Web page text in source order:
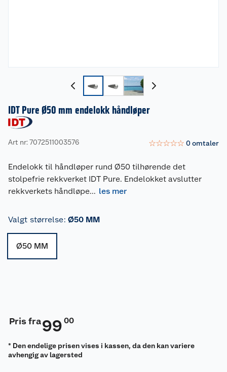
IDT Pure Ø50 mm endelokk håndløper
Art nr: 7072511003576 ☆☆☆☆☆ 0omtaler
Endelokk til håndløper rund Ø50 tilhørende det
stolpefrie rekkverket IDT Pure. Endelokket avslutter
rekkverkets håndløpe... les mer
Valgt størrelse: Ø50 MM
Ø50 MM
Pris fra99 00
* Den endelige prisen vises i kassen, da den kan variere
avhengig av lagersted